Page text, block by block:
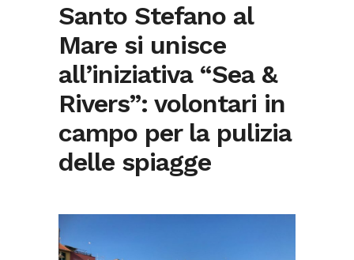
Santo Stefano al
Mare si unisce
all’iniziativa “Sea &
Rivers”: volontari in
campo per la pulizia
delle spiagge